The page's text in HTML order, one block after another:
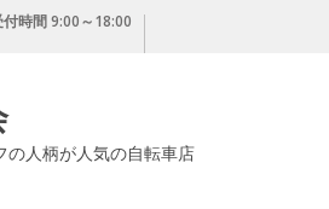
時間 9:00～18:00
の人柄が人気の自転車店